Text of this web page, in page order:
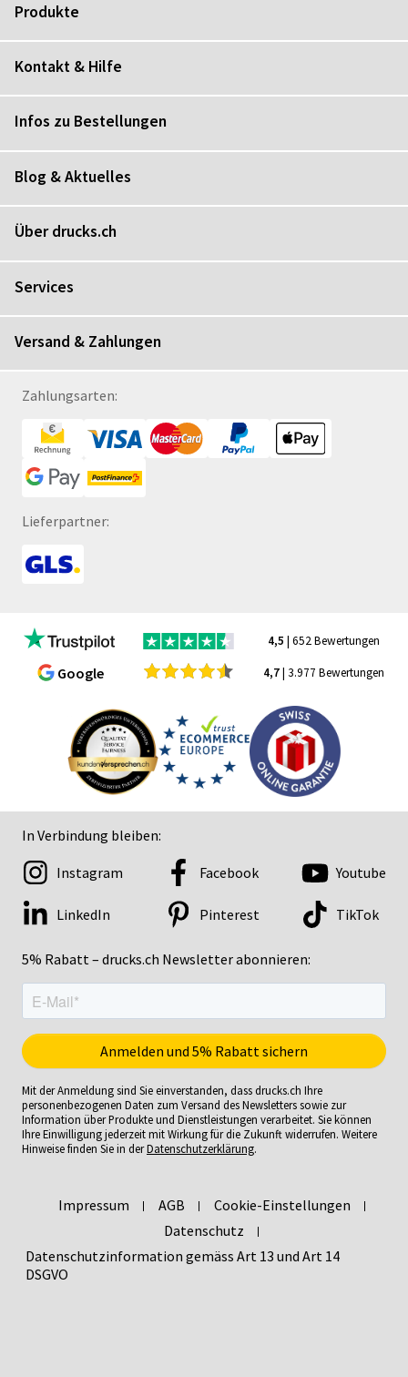
Produkte
Kontakt & Hilfe
Infos zu Bestellungen
Blog & Aktuelles
Über drucks.ch
Services
Versand & Zahlungen
Zahlungsarten:
Lieferpartner:
4,5 | 652 Bewertungen
Google 4,7| 3.977 Bewertungen
In Verbindung bleiben:
5% Rabatt – drucks.ch Newsletter abonnieren:
Instagram Facebook Youtube
LinkedIn Pinterest TikTok
Mit der Anmeldung sind Sie einverstanden, dass drucks.ch Ihre
personenbezogenen Daten zum Versand des Newsletters sowie zur
Information über Produkte und Dienstleistungen verarbeitet. Sie können
Ihre Einwilligung jederzeit mit Wirkung für die Zukunft widerrufen. Weitere
Hinweise finden Sie in derDatenschutzerklärung.
Impressum AGB
Cookie-Einstellungen
Datenschutz
Datenschutzinformation gemäss Art 13 und Art 14
DSGVO